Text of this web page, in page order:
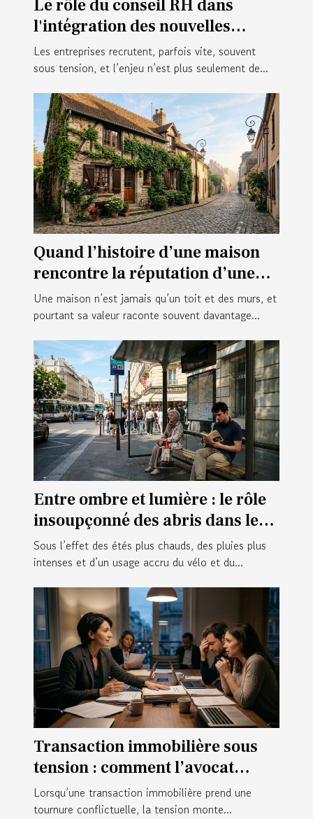
Le rôle du conseil RH dans
l'intégration des nouvelles
recrues
Les entreprises recrutent, parfois vite, souvent
sous tension, et l’enjeu n’est plus seulement de...
Quand l’histoire d’une maison
rencontre la réputation d’une
ville : cas concrets
Une maison n’est jamais qu’un toit et des murs, et
pourtant sa valeur raconte souvent davantage...
Entre ombre et lumière : le rôle
insoupçonné des abris dans le
confort citadin
Sous l’effet des étés plus chauds, des pluies plus
intenses et d’un usage accru du vélo et du...
Transaction immobilière sous
tension : comment l’avocat
calme le jeu en coulisses ?
Lorsqu’une transaction immobilière prend une
tournure conflictuelle, la tension monte...